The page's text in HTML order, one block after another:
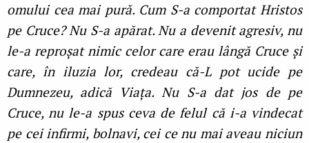
omului cea mai pură. Cum S-a comportat Hristos
pe Cruce? Nu S-a apărat. Nu a devenit agresiv, nu
le-a reproșat nimic celor care erau lângă Cruce și
care, în iluzia lor, credeau că-L pot ucide pe
Dumnezeu, adică Viața. Nu S-a dat jos de pe
Cruce, nu le-a spus ceva de felul că i-a vindecat
pe cei infirmi, bolnavi, cei ce nu mai aveau niciun